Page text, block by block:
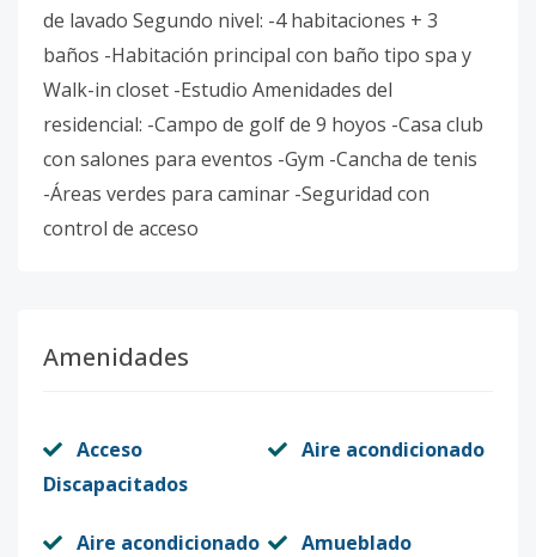
de lavado Segundo nivel: -4 habitaciones + 3
baños -Habitación principal con baño tipo spa y
Walk-in closet -Estudio Amenidades del
residencial: -Campo de golf de 9 hoyos -Casa club
con salones para eventos -Gym -Cancha de tenis
-Áreas verdes para caminar -Seguridad con
control de acceso
Amenidades
Acceso
Discapacitados
Aire acondicionado
Aire acondicionado Amueblado